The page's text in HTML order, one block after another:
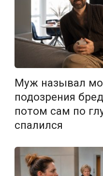
Муж называл
подозрения
потом сам по
спалился